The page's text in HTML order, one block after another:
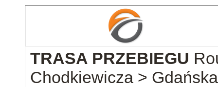
TRASA PRZEBIEGU
Chodkiewicza >